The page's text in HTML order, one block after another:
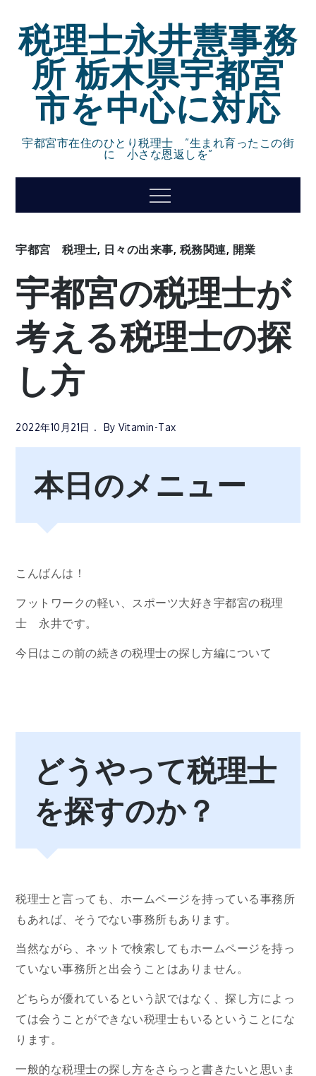
content
税理士永井慧事務
所 栃木県宇都宮
市を中心に対応
宇都宮市在住のひとり税理士 ”生まれ育ったこの街
に 小さな恩返しを”
Menu
宇都宮 税理士, 日々の出来事, 税務関連, 開業
宇都宮の税理士が
考える税理士の探
し方
2022年10月21日 ByVitamin-Tax
本日のメニュー
こんばんは！
フットワークの軽い、スポーツ大好き宇都宮の税理
士 永井です。
今日はこの前の続きの税理士の探し方編について
どうやって税理士
を探すのか？
税理士と言っても、ホームページを持っている事務所
もあれば、そうでない事務所もあります。
当然ながら、ネットで検索してもホームページを持っ
ていない事務所と出会うことはありません。
どちらが優れているという訳ではなく、探し方によっ
ては会うことができない税理士もいるということにな
ります。
一般的な税理士の探し方をさらっと書きたいと思いま